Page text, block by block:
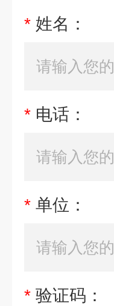
* 姓名：
* 电话：
* 单位：
* 验证码：